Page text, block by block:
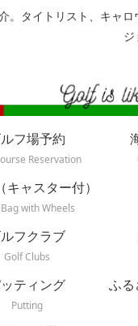
タイトリスト、キャ
ジ
フ場予約
Reservation
キャスター付）
with Wheels
フクラブ
Golf Clubs
ティング
Putting
ふる